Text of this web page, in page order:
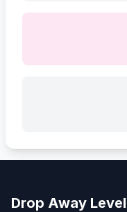
Drop Away Level